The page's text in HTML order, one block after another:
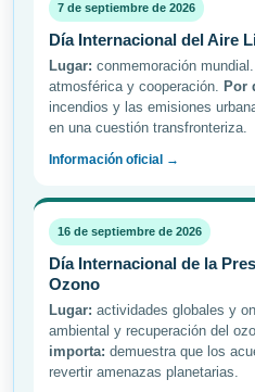
7 de septiembre de 2026
Día Internacional del Aire
Lugar: conmemoración mundial.
atmosférica y cooperación. Por
incendios y las emisiones
en una cuestión transfronteriza.
Información oficial →
16 de septiembre de 2026
Día Internacional de la
Ozono
Lugar: actividades globales y
ambiental y recuperación del
importa: demuestra que los
revertir amenazas planetarias.